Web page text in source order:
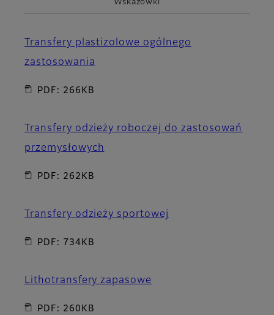
Wskazówki
Transfery plastizolowe ogólnego
zastosowania
PDF: 266KB
Transfery odzieży roboczej do zastosowań
przemysłowych
PDF: 262KB
Transfery odzieży sportowej
PDF: 734KB
Lithotransfery zapasowe
PDF: 260KB